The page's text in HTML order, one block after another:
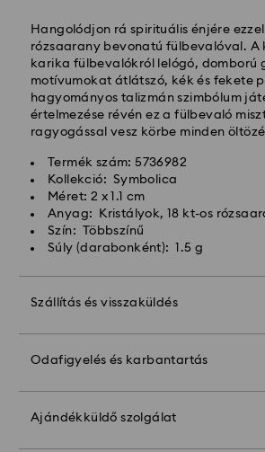
Hangolódjon rá spirituális énjére ezzel
rózsaarany bevonatú fülbevalóval. A
karika fülbevalókról lelógó, domború
motívumokat átlátszó, kék és fekete
hagyományos talizmán szimbólum
értelmezése révén ez a fülbevaló
ragyogással vesz körbe minden
Termék szám: 5736982
Kollekció: Symbolica
Méret: 2 x 1.1 cm
Anyag: Kristályok, 18 kt-os
Szín: Többszínű
Súly (darabonként): 1.5 g
Szállítás és visszaküldés
Ingyenes kiszállítás a rendelések
Expressz kiszállítási - FedEx
A hétfőtől péntekig, CET 14:30 óráig
megrendeléseket még aznap
kiszállítjuk.
Expressz szállítási idő: 1 munkanap a
szállítás után
Expressz szállítási költség: HUF 7'200
A Swarovski nem szállít
A Crystal Myriad, Licensed-in és
termékek, kérjük, vegye figyelembe,
mailben értesítjük Önt.
Odafigyelés és karbantartás
Ajándékküldő szolgálat
Még egy személyes üzenetet is
Az ajándéklehetőség kiválasztásával
személyes üzenetet szeretne